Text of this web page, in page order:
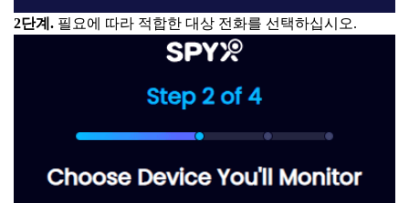
2단계. 필요에 따라 적합한 대상 전화를 선택하십시오.